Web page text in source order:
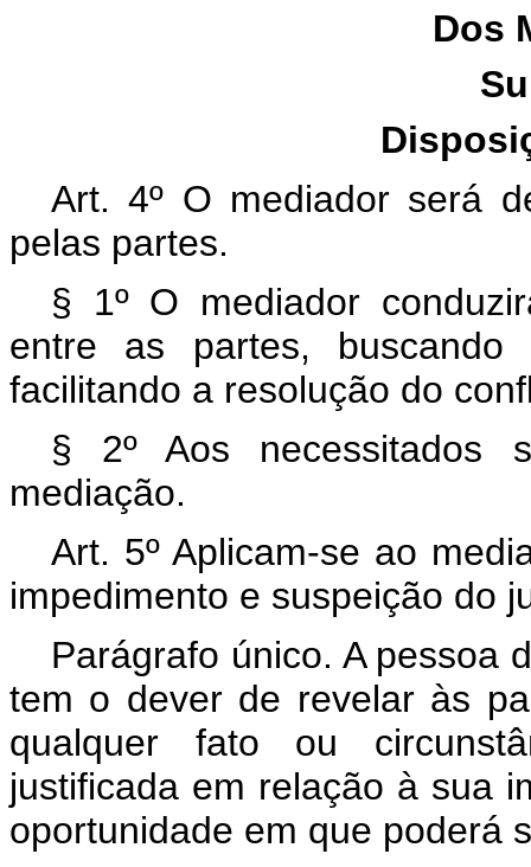
Dos
Art. 4º O mediador será
pelas partes.
§ 1º O mediador
entre as partes,
facilitando a resolução do
§ 2º Aos necessitados
mediação.
Art. 5º Aplicam-se ao
impedimento e suspeição do
Parágrafo único. A pessoa
tem o dever de revelar às
qualquer fato ou
justificada em relação à sua
oportunidade em que poderá